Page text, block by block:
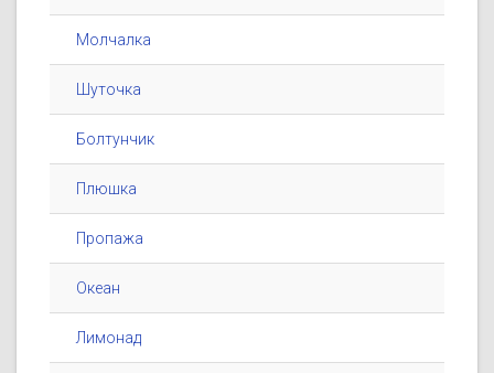
Молчалка
Шуточка
Болтунчик
Плюшка
Пропажа
Океан
Лимонад